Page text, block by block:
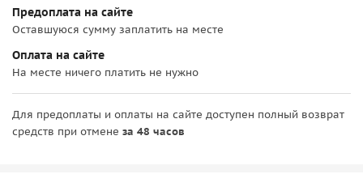
Предоплата на сайте
Оставшуюся сумму заплатить на месте
Оплата на сайте
На месте ничего платить не нужно
Для предоплаты и оплаты на сайте доступен полный возврат
средств при отмене за 48 часов